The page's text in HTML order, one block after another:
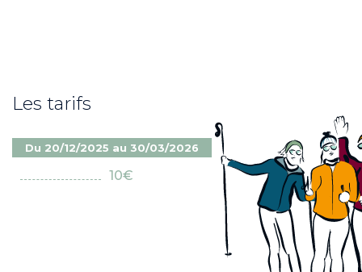
Les tarifs
Du 20/12/2025 au 30/03/2026
10€